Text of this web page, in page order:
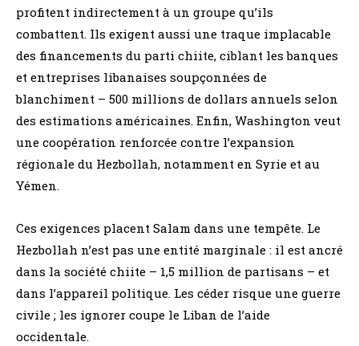
profitent indirectement à un groupe qu’ils
combattent. Ils exigent aussi une traque implacable
des financements du parti chiite, ciblant les banques
et entreprises libanaises soupçonnées de
blanchiment – 500 millions de dollars annuels selon
des estimations américaines. Enfin, Washington veut
une coopération renforcée contre l’expansion
régionale du Hezbollah, notamment en Syrie et au
Yémen.
Ces exigences placent Salam dans une tempête. Le
Hezbollah n’est pas une entité marginale : il est ancré
dans la société chiite – 1,5 million de partisans – et
dans l’appareil politique. Les céder risque une guerre
civile ; les ignorer coupe le Liban de l’aide
occidentale.